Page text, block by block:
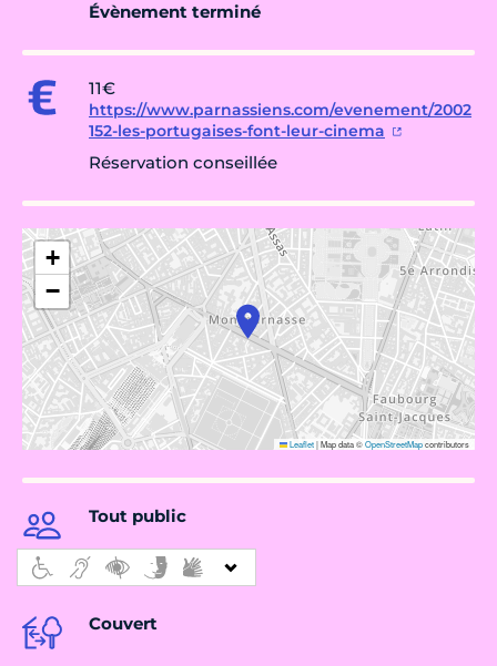
Évènement terminé
11€
https://www.parnassiens.com/evenement/2002
152-les-portugaises-font-leur-cinema
Réservation conseillée
+
−
Leaflet|Map data ©OpenStreetMapcontributors
Tout public
Couvert